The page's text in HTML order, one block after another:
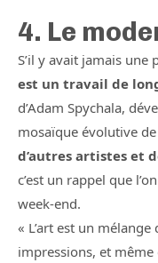
4. Le
S’il y avait jamais une
est un travail de
d’Adam Spychala,
mosaïque évolutive de
d’autres artistes et
c’est un rappel que
week-end.
« L’art est un
impressions, et